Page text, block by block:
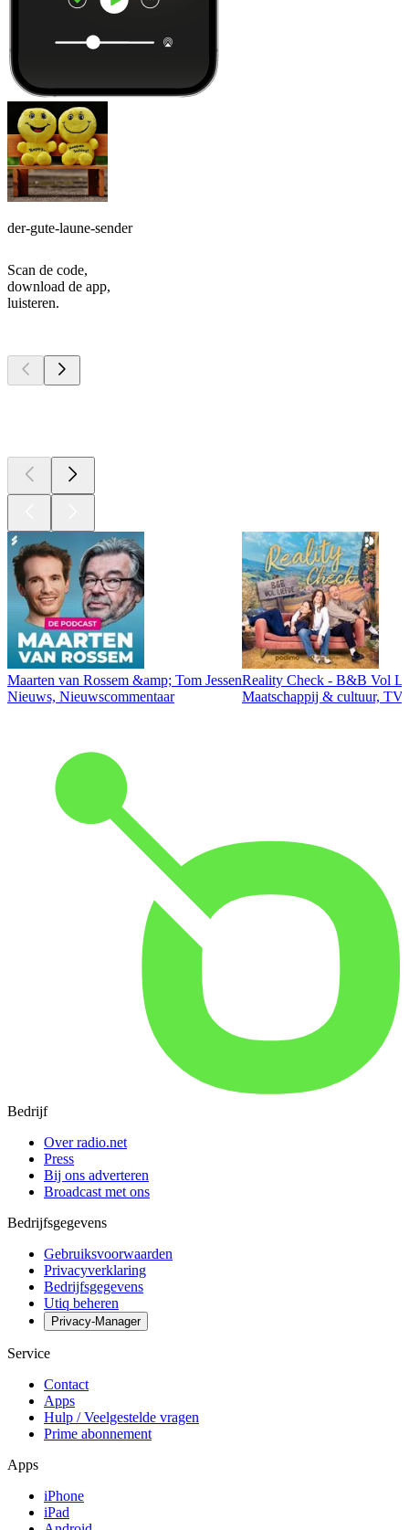
der-gute-laune-sender
Scan de code,
download de app,
luisteren.
Maarten van Rossem &amp; Tom Jessen
Nieuws, Nieuwscommentaar
Reality Check - B&B Vol
Maatschappij & cultuur,
Bedrijf
Over radio.net
Press
Bij ons adverteren
Broadcast met ons
Bedrijfsgegevens
Gebruiksvoorwaarden
Privacyverklaring
Bedrijfsgegevens
Utiq beheren
Privacy-Manager
Service
Contact
Apps
Hulp / Veelgestelde vragen
Prime abonnement
Apps
iPhone
iPad